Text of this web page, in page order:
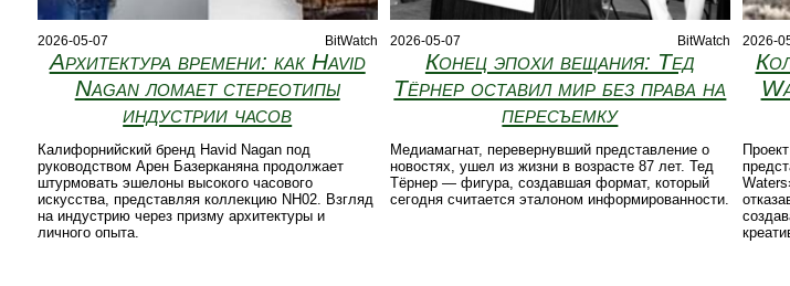
2026-05-07 BitWatch
Архитектура времени: как Havid
Nagan ломает стереотипы
индустрии часов
Калифорнийский бренд Havid Nagan под
руководством Арен Базерканяна продолжает
штурмовать эшелоны высокого часового
искусства, представляя коллекцию NH02. Взгляд
на индустрию через призму архитектуры и
личного опыта.
2026-05-07 BitWatch
Конец эпохи вещания: Тед
Тёрнер оставил мир без права на
пересъемку
Медиамагнат, перевернувший представление о
новостях, ушел из жизни в возрасте 87 лет. Тед
Тёрнер — фигура, создавшая формат, который
сегодня считается эталоном информированности.
2026-